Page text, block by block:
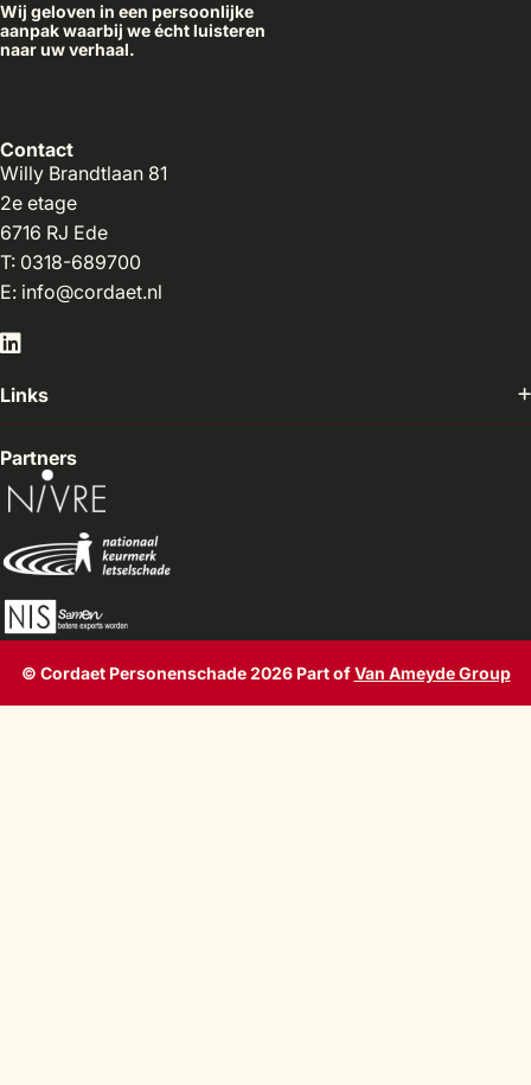
Wij geloven in een persoonlijke
aanpak waarbij we écht luisteren
naar uw verhaal.
Contact
Willy Brandtlaan 81
2e etage
6716 RJ Ede
T: 0318-689700
E: info@cordaet.nl
Go
Links
Partners
© Cordaet Personenschade 2026 Part ofVan Ameyde Group